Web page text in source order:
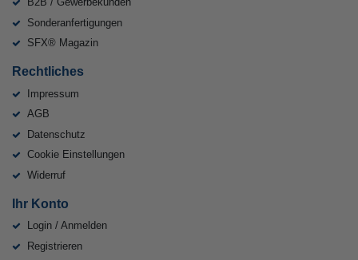
Sonderanfertigungen
SFX® Magazin
Rechtliches
Impressum
AGB
Datenschutz
Cookie Einstellungen
Widerruf
Ihr Konto
Login / Anmelden
Registrieren